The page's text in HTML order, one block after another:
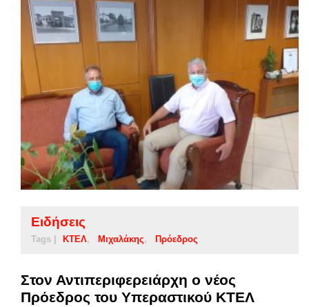
Ειδήσεις
Tags | ΚΤΕΛ Μιχαλάκης Πρόεδρος
Στον Αντιπεριφερειάρχη ο νέος
Πρόεδρος του Υπεραστικού ΚΤΕΛ